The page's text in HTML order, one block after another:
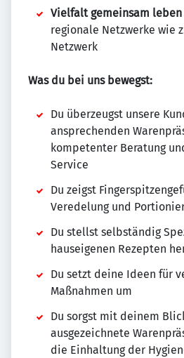
Vielfalt gemeinsam leben
regionale Netzwerke wie
Netzwerk
Was du bei uns bewegst:
Du überzeugst unsere
ansprechenden
kompetenter Beratung
Service
Du zeigst
Veredelung und
Du stellst selbständig
hauseigenen Rezepten
Du setzt deine Ideen für
Maßnahmen um
Du sorgst mit deinem
ausgezeichnete
die Einhaltung der